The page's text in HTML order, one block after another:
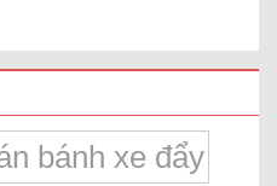
bánh xe đẩy